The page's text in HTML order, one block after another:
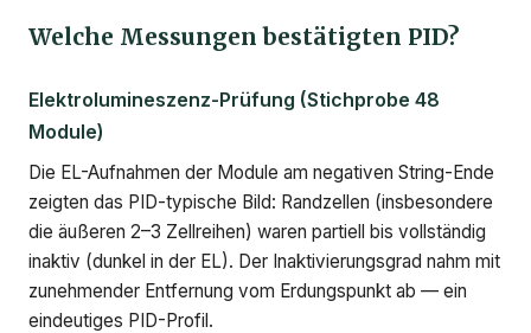
Welche Messungen bestätigten PID?
Elektrolumineszenz-Prüfung (Stichprobe 48
Module)
Die EL-Aufnahmen der Module am negativen String-Ende
zeigten das PID-typische Bild: Randzellen (insbesondere
die äußeren 2–3 Zellreihen) waren partiell bis vollständig
inaktiv (dunkel in der EL). Der Inaktivierungsgrad nahm mit
zunehmender Entfernung vom Erdungspunkt ab — ein
eindeutiges PID-Profil.